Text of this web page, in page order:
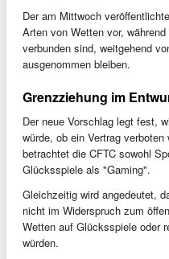
Der am Mittwoch
Arten von Wetten vor,
verbunden sind, weitgehend
ausgenommen bleiben.
Grenzziehung im
Der neue Vorschlag legt fest,
würde, ob ein Vertrag
betrachtet die CFTC sowohl
Glücksspiele als "Gaming".
Gleichzeitig wird angedeutet,
nicht im Widerspruch zum
Wetten auf Glücksspiele oder
würden.